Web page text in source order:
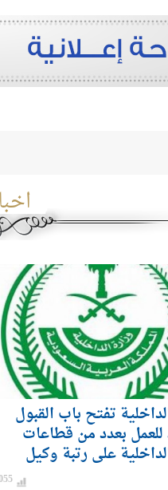
تفتح باب القبول
للعمل بعدد من قطاعات
على رتبة وكيل
للرجال